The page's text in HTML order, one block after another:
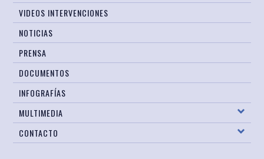
VIDEOS INTERVENCIONES
NOTICIAS
PRENSA
DOCUMENTOS
INFOGRAFÍAS
MULTIMEDIA
CONTACTO